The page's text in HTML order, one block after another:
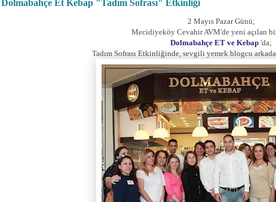
Dolmabahçe Et Kebap "Tadım Sofrası" Etkinliği
2 Mayıs Pazar Günü;
Mecidiyeköy Cevahir AVM'de yeni açılan
Dolmabahçe ET ve Kebap 'da;
Tadım Sofrası Etkinliğinde, sevgili yemek blogcu